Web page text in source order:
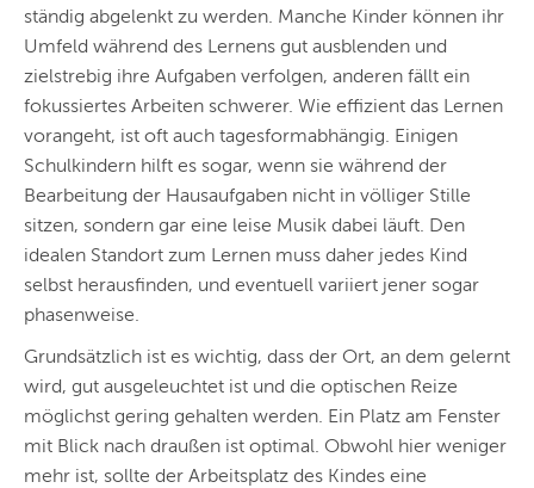
ständig abgelenkt zu werden. Manche Kinder können ihr
Umfeld während des Lernens gut ausblenden und
zielstrebig ihre Aufgaben verfolgen, anderen fällt ein
fokussiertes Arbeiten schwerer. Wie effizient das Lernen
vorangeht, ist oft auch tagesformabhängig. Einigen
Schulkindern hilft es sogar, wenn sie während der
Bearbeitung der Hausaufgaben nicht in völliger Stille
sitzen, sondern gar eine leise Musik dabei läuft. Den
idealen Standort zum Lernen muss daher jedes Kind
selbst herausfinden, und eventuell variiert jener sogar
phasenweise.
Grundsätzlich ist es wichtig, dass der Ort, an dem gelernt
wird, gut ausgeleuchtet ist und die optischen Reize
möglichst gering gehalten werden. Ein Platz am Fenster
mit Blick nach draußen ist optimal. Obwohl hier weniger
mehr ist, sollte der Arbeitsplatz des Kindes eine